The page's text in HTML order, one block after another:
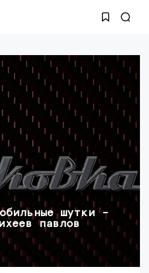
шутки –
павлов